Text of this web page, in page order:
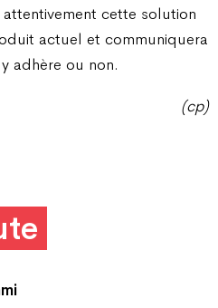
cette solution
actuel et communiquera
adhère ou non.
(cp)